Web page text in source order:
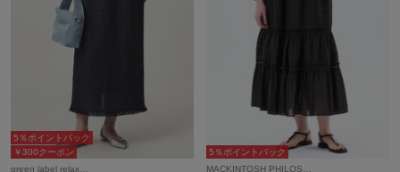
￥300クーポン
5％ポイントバック
green label relax…
5％ポイントバック
MACKINTOSH PHILOS…